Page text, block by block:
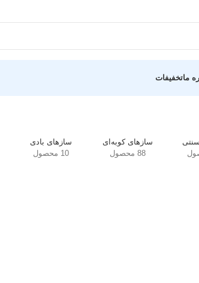
ماتخفیفات
سازهای کوبه‌ای
88 محصول
سازهای بادی
10 محصول